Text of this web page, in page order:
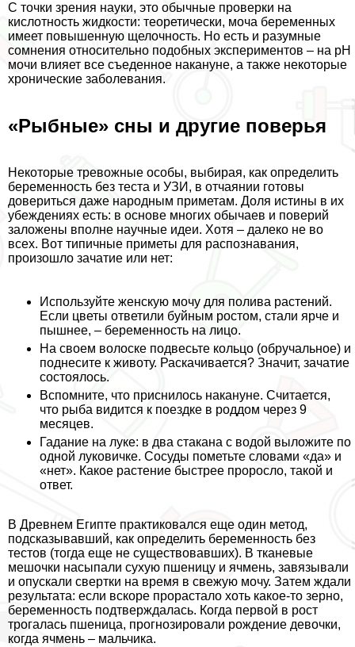
С точки зрения науки, это обычные проверки на
кислотность жидкости: теоретически, моча беременных
имеет повышенную щелочность. Но есть и разумные
сомнения относительно подобных экспериментов – на pH
мочи влияет все съеденное накануне, а также некоторые
хронические заболевания.
«Рыбные» сны и другие поверья
Некоторые тревожные особы, выбирая, как определить
беременность без теста и УЗИ, в отчаянии готовы
довериться даже народным приметам. Доля истины в их
убеждениях есть: в основе многих обычаев и поверий
заложены вполне научные идеи. Хотя – далеко не во
всех. Вот типичные приметы для распознавания,
произошло зачатие или нет:
Используйте женскую мочу для полива растений.
Если цветы ответили буйным ростом, стали ярче и
пышнее, – беременность на лицо.
На своем волоске подвесьте кольцо (обручальное) и
поднесите к животу. Раскачивается? Значит, зачатие
состоялось.
Вспомните, что приснилось накануне. Считается,
что рыба видится к поездке в роддом через 9
месяцев.
Гадание на луке: в два стакана с водой выложите по
одной луковичке. Сосуды пометьте словами «да» и
«нет». Какое растение быстрее проросло, такой и
ответ.
В Древнем Египте пpaктиковался еще один метод,
подсказывавший, как определить беременность без
тестов (тогда еще не существовавших). В тканевые
мешочки насыпали сухую пшеницу и ячмень, завязывали
и опускали свертки на время в свежую мочу. Затем ждали
результата: если вскоре прорастало хоть какое-то зерно,
беременность подтверждалась. Когда первой в рост
трогалась пшеница, прогнозировали рождение дeвoчки,
когда ячмень – мальчика.